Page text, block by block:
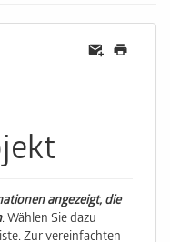
angezeigt, die
. Wählen Sie dazu
Zur vereinfachten